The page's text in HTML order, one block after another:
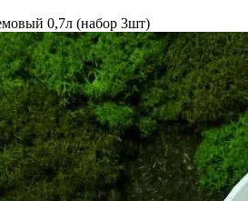
0,7л (набор 3шт)